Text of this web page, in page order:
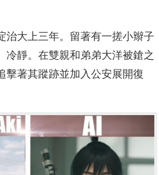
治大上三年。留著有一搓小辮子
冷靜。在雙親和弟弟大洋被鎗之
擊著其蹤跡並加入公安展開復